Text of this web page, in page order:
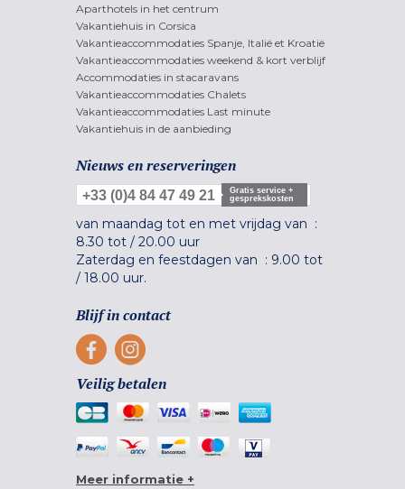
Aparthotels in het centrum
Vakantiehuis in Corsica
Vakantieaccommodaties Spanje, Italië et Kroatië
Vakantieaccommodaties weekend & kort verblijf
Accommodaties in stacaravans
Vakantieaccommodaties Chalets
Vakantieaccommodaties Last minute
Vakantiehuis in de aanbieding
Nieuws en reserveringen
+33 (0)4 84 47 49 21
Gratis service +
gesprekskosten
van maandag tot en met vrijdag van :
8.30 tot / 20.00 uur
Zaterdag en feestdagen van : 9.00 tot
/ 18.00 uur.
Blijf in contact
Veilig betalen
Meer informatie +